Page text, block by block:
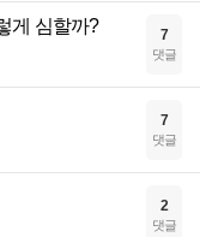
게 심할까? 7
댓글
7
댓글
2
댓글